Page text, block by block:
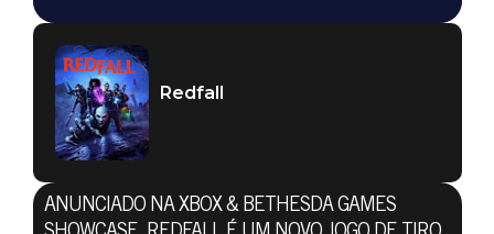
Redfall
ANUNCIADO NA XBOX & BETHESDA GAMES